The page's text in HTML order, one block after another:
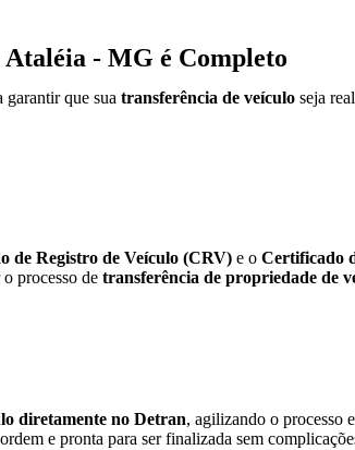
Ataléia - MG é Completo
garantir que sua transferência de veículo seja
de Registro de Veículo (CRV) e o Certificado
processo de transferência de propriedade de
diretamente no Detran, agilizando o processo
e pronta para ser finalizada sem